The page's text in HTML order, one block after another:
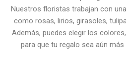
Nuestros floristas trabajan con
como rosas, lirios, girasoles,
Además, puedes elegir los
para que tu regalo sea aún